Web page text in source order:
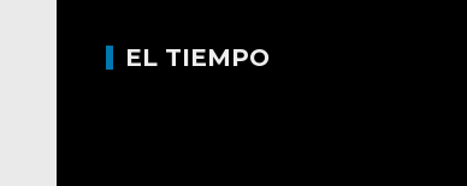
EL TIEMPO